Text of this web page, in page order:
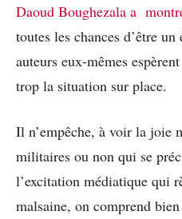
Daoud Boughezala a
toutes les chances d’être
auteurs eux-mêmes
trop la situation sur place.
Il n’empêche, à voir la joie
militaires ou non qui se
l’excitation médiatique qui
malsaine, on comprend